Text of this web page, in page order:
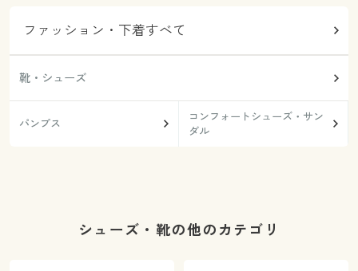
ファッション・下着すべて
靴・シューズ
パンプス
コンフォートシューズ・サン
ダル
シューズ・靴の他のカテゴリ